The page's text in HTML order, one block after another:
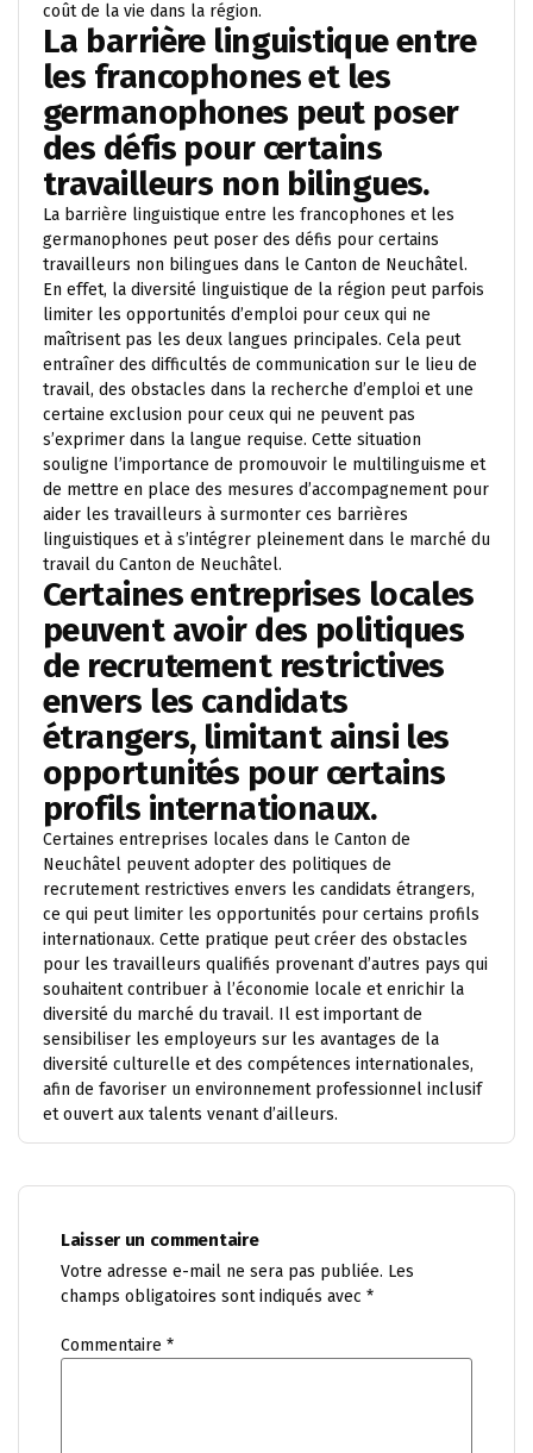
coût de la vie dans la région.
La barrière linguistique entre
les francophones et les
germanophones peut poser
des défis pour certains
travailleurs non bilingues.
La barrière linguistique entre les francophones et les
germanophones peut poser des défis pour certains
travailleurs non bilingues dans le Canton de Neuchâtel.
En effet, la diversité linguistique de la région peut parfois
limiter les opportunités d’emploi pour ceux qui ne
maîtrisent pas les deux langues principales. Cela peut
entraîner des difficultés de communication sur le lieu de
travail, des obstacles dans la recherche d’emploi et une
certaine exclusion pour ceux qui ne peuvent pas
s’exprimer dans la langue requise. Cette situation
souligne l’importance de promouvoir le multilinguisme et
de mettre en place des mesures d’accompagnement pour
aider les travailleurs à surmonter ces barrières
linguistiques et à s’intégrer pleinement dans le marché du
travail du Canton de Neuchâtel.
Certaines entreprises locales
peuvent avoir des politiques
de recrutement restrictives
envers les candidats
étrangers, limitant ainsi les
opportunités pour certains
profils internationaux.
Certaines entreprises locales dans le Canton de
Neuchâtel peuvent adopter des politiques de
recrutement restrictives envers les candidats étrangers,
ce qui peut limiter les opportunités pour certains profils
internationaux. Cette pratique peut créer des obstacles
pour les travailleurs qualifiés provenant d’autres pays qui
souhaitent contribuer à l’économie locale et enrichir la
diversité du marché du travail. Il est important de
sensibiliser les employeurs sur les avantages de la
diversité culturelle et des compétences internationales,
afin de favoriser un environnement professionnel inclusif
et ouvert aux talents venant d’ailleurs.
Laisser un commentaire
Votre adresse e-mail ne sera pas publiée. Les
champs obligatoires sont indiqués avec *
Commentaire *